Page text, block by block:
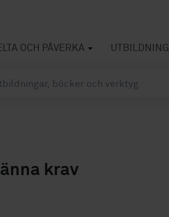
OCH PÅVERKA UTBILDNING
krav